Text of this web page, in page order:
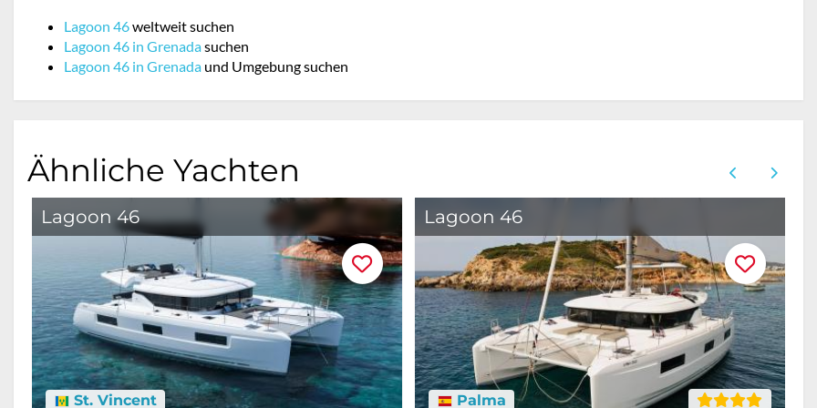
Lagoon 46weltweit suchen
Lagoon 46 in Grenadasuchen
Lagoon 46 in Grenada und Umgebung suchen
Ähnliche Yachten
Lagoon 46
St. Vincent
Lagoon 46
Palma